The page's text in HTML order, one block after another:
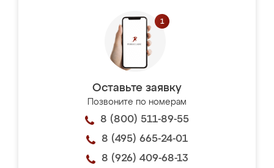
Оставьте заявку
Позвоните по номерам
8 (800) 511-89-55
8 (495) 665-24-01
8 (926) 409-68-13